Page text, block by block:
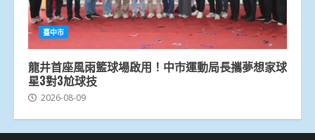
臺中市
龍井首座風雨籃球場啟用！中市運動局長攜夢想家球
星3對3尬球技
2026-08-09